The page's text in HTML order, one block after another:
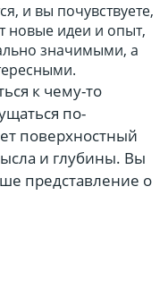
и вы почувствуете,
новые идеи и опыт,
значимыми, а
к чему-то
по-
поверхностный
и глубины. Вы
представление о